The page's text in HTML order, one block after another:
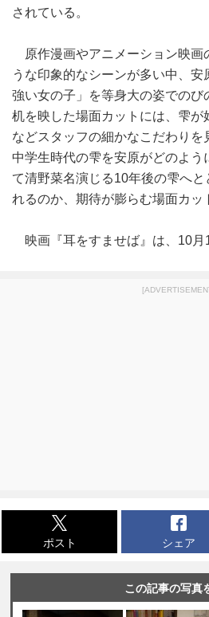
されている。
原作漫画やアニメーション映画
うな印象的なシーンが多い中、
強い女の子」を等身大の姿でのび
机を映した場面カットには、雫が
などスタッフの細かなこだわりを
中学生時代の雫を安原がどのよう
て清野菜名演じる10年後の雫へ
れるのか、期待が膨らむ場面カッ
映画『耳をすませば』は、10月
ポスト シェア
この記事の写真